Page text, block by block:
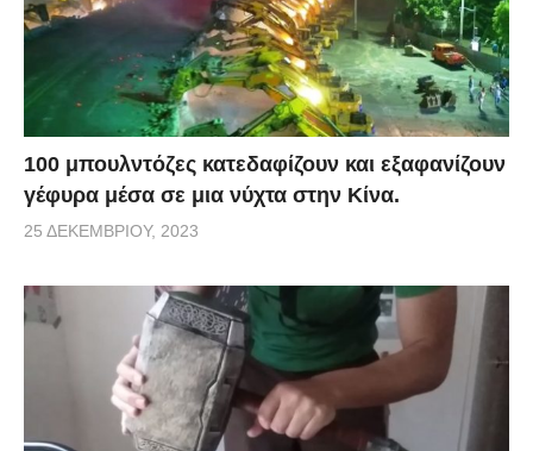
100 μπουλντόζες κατεδαφίζουν και εξαφανίζουν
γέφυρα μέσα σε μια νύχτα στην Κίνα.
25 ΔΕΚΕΜΒΡΊΟΥ, 2023